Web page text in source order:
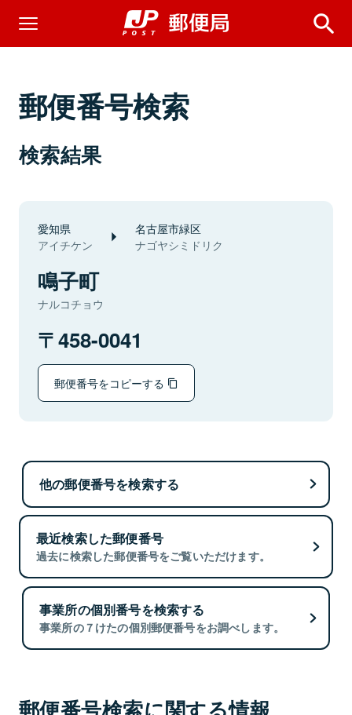
郵便番号検索
検索結果
愛知県
アイチケン
名古屋市緑区
ナゴヤシミドリク
鳴子町
ナルコチョウ
458-0041
郵便番号をコピーする
他の郵便番号を検索する
最近検索した郵便番号
過去に検索した郵便番号をご覧いただけます。
事業所の個別番号を検索する
事業所の７けたの個別郵便番号をお調べします。